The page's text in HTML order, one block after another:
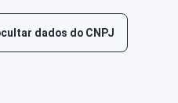
dados do CNPJ